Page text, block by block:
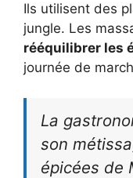
Ils utilisent des
jungle. Les
rééquilibrer les
journée de
La
son
épicées de